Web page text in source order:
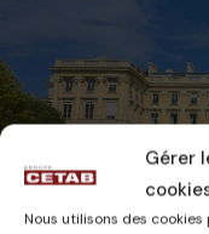
Gérer
Nous utilisons des